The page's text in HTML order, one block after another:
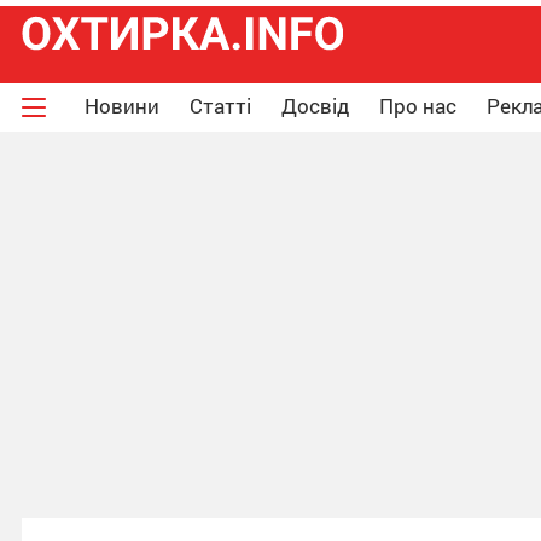
Новини Статті Досвід Про нас